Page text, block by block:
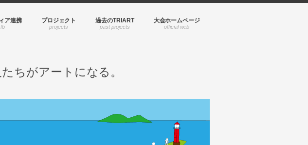
ア連携 プロジェクト 過去のTRIART 大会ホームページ
ちがアートになる。